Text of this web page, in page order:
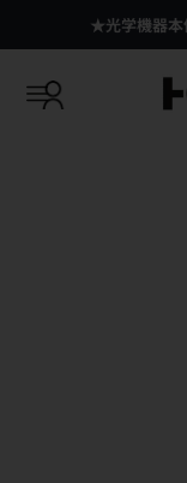
★光学機器本